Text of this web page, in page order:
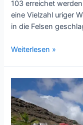
103 erreichet
eine Vielzahl uriger
in die Felsen
Barranco
Gran
Canaria
Weiterlesen »